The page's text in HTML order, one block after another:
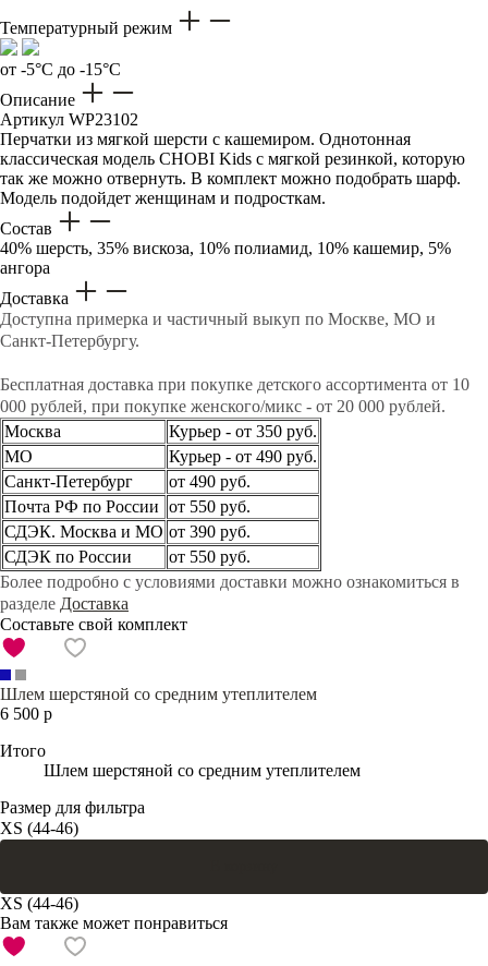
Температурный режим
от -5°C до -15°C
Описание
Артикул WP23102
Перчатки из мягкой шерсти с кашемиром. Однотонная
классическая модель CHOBI Kids с мягкой резинкой, которую
так же можно отвернуть. В комплект можно подобрать шарф.
Модель подойдет женщинам и подросткам.
Состав
40% шерсть, 35% вискоза, 10% полиамид, 10% кашемир, 5%
ангора
Доставка
Доступна примерка и частичный выкуп по Москве, МО и
Санкт-Петербургу.
Бесплатная доставка при покупке детского ассортимента от 10
000 рублей, при покупке женского/микс - от 20 000 рублей.
Москва
Курьер - от 350 руб.
МО
Курьер - от 490 руб.
Санкт-Петербург
от 490 руб.
Почта РФ по России от 550 руб.
СДЭК. Москва и МО от 390 руб.
СДЭК по России
от 550 руб.
Более подробно с условиями доставки можно ознакомиться в
разделе Доставка
Составьте свой комплект
Шлем шерстяной со средним утеплителем
6 500 р
Итого
Шлем шерстяной со средним утеплителем
Размер для фильтра
XS (44-46)
XS (44-46)
Вам также может понравиться